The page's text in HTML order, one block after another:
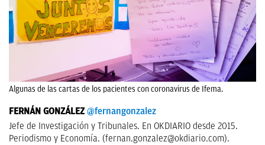
Algunas de las cartas de los pacientes con coronavirus de Ifema.
FERNÁN GONZÁLEZ @fernangonzalez
Jefe de Investigación y Tribunales. En OKDIARIO desde 2015.
Periodismo y Economía. (fernan.gonzalez@okdiario.com).